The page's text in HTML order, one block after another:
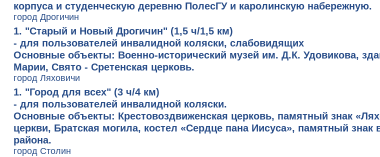
корпуса и студенческую деревню ПолесГУ и каролинскую набережную.
город Дрогичин
1. "Старый и Новый Дрогичин" (1,5 ч/1,5 км)
- для пользователей инвалидной коляски, слабовидящих
Основные объекты: Военно-исторический музей им. Д.К. Удовикова,
Марии, Свято - Сретенская церковь.
город Ляховичи
1. "Город для всех" (3 ч/4 км)
- для пользователей инвалидной коляски.
Основные объекты: Крестовоздвиженская церковь, памятный знак
церкви, Братская могила, костел «Сердце пана Иисуса», памятный
района.
город Столин